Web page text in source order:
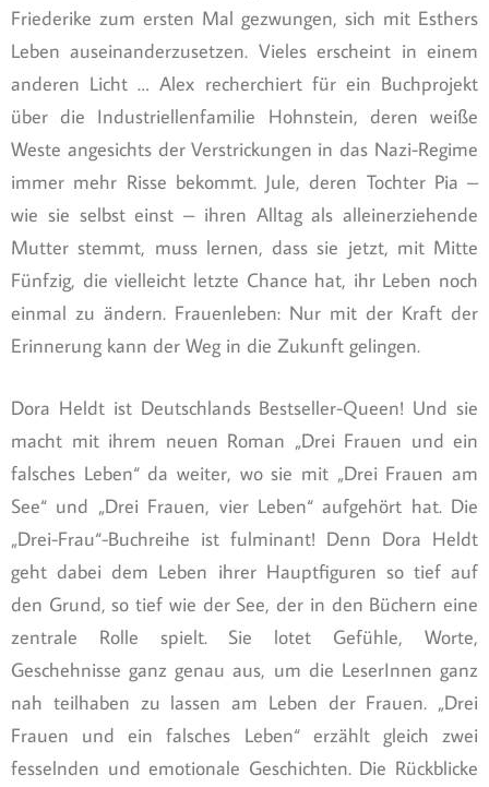
Friederike zum ersten Mal gezwungen, sich mit Esthers
Leben auseinanderzusetzen. Vieles erscheint in einem
anderen Licht … Alex recherchiert für ein Buchprojekt
über die Industriellenfamilie Hohnstein, deren weiße
Weste angesichts der Verstrickungen in das Nazi-Regime
immer mehr Risse bekommt. Jule, deren Tochter Pia –
wie sie selbst einst – ihren Alltag als alleinerziehende
Mutter stemmt, muss lernen, dass sie jetzt, mit Mitte
Fünfzig, die vielleicht letzte Chance hat, ihr Leben noch
einmal zu ändern. Frauenleben: Nur mit der Kraft der
Erinnerung kann der Weg in die Zukunft gelingen.
Dora Heldt ist Deutschlands Bestseller-Queen! Und sie
macht mit ihrem neuen Roman „Drei Frauen und ein
falsches Leben“ da weiter, wo sie mit „Drei Frauen am
See“ und „Drei Frauen, vier Leben“ aufgehört hat. Die
„Drei-Frau“-Buchreihe ist fulminant! Denn Dora Heldt
geht dabei dem Leben ihrer Hauptfiguren so tief auf
den Grund, so tief wie der See, der in den Büchern eine
zentrale Rolle spielt. Sie lotet Gefühle, Worte,
Geschehnisse ganz genau aus, um die LeserInnen ganz
nah teilhaben zu lassen am Leben der Frauen. „Drei
Frauen und ein falsches Leben“ erzählt gleich zwei
fesselnden und emotionale Geschichten. Die Rückblicke